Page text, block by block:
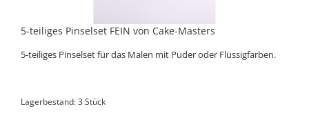
5-teiliges Pinselset FEIN von Cake-Masters
5-teiliges Pinselset für das Malen mit Puder oder Flüssigfarben.
Lagerbestand: 3 Stück